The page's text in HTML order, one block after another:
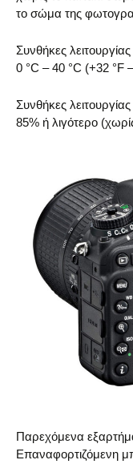
το σώμα της
Συνθήκες
0 °C – 40 °C (+32 °F
Συνθήκες
85% ή λιγότερο
Παρεχόμενα
Επαναφορτιζόμενη